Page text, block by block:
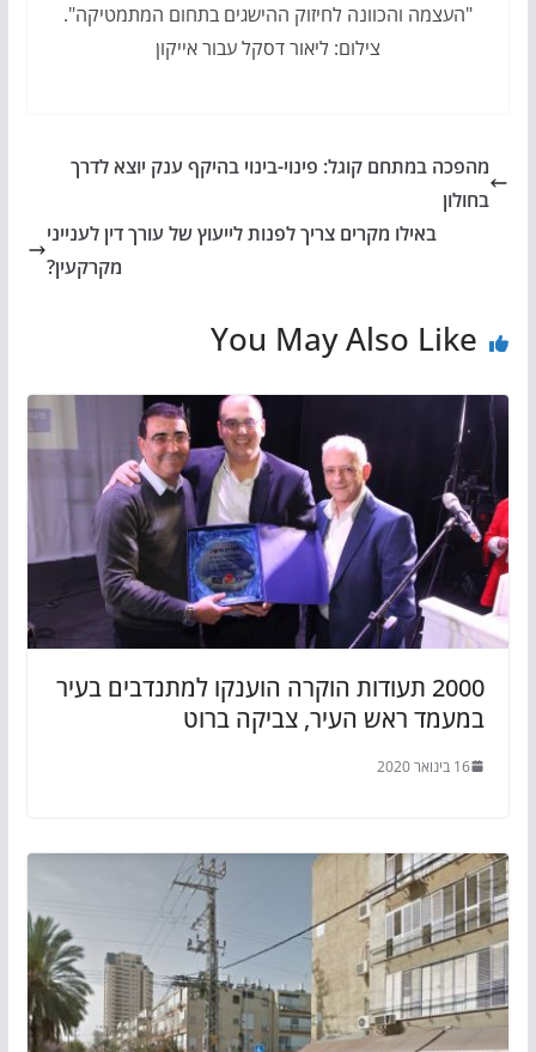
"העצמה והכוונה לחיזוק ההישגים בתחום המתמטיקה".
צילום: ליאור דסקל עבור אייקון
מהפכה במתחם קוגל: פינוי-בינוי בהיקף ענק יוצא לדרך
בחולון
באילו מקרים צריך לפנות לייעוץ של עורך דין לענייני
מקרקעין?
You May Also Like
2000 תעודות הוקרה הוענקו למתנדבים בעיר
במעמד ראש העיר, צביקה ברוט
16 בינואר 2020